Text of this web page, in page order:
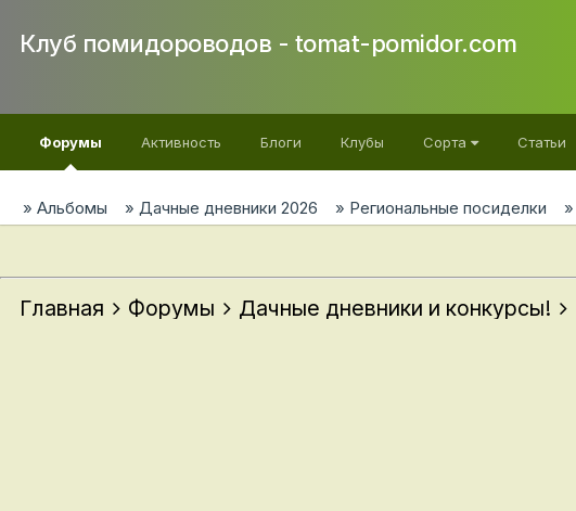
Клуб помидороводов - tomat-pomidor.com
Форумы
Альбомы Дачные дневники 2026 Региональные посиделки
Активность Блоги Клубы Сорта Статьи
Главная Форумы Дачные дневники и конкурсы!